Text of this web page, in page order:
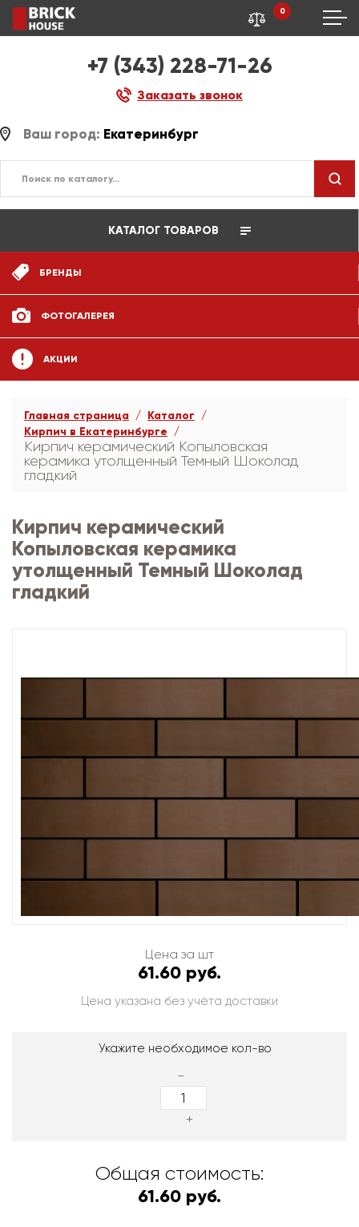
+7 (343) 228-71-26
Заказать звонок
0
Ваш город: Екатеринбург
КАТАЛОГ ТОВАРОВ
БРЕНДЫ
ФОТОГАЛЕРЕЯ
АКЦИИ
Главная страница
Каталог
Кирпич в Екатеринбурге
Кирпич керамический Копыловская
керамика утолщенный Темный Шоколад
гладкий
Кирпич керамический
Копыловская керамика
утолщенный Темный Шоколад
гладкий
Цена за шт
61.60 руб.
Цена указана без учёта доставки
Укажите необходимое кол-во
-
+
Общая стоимость:
61.60 руб.